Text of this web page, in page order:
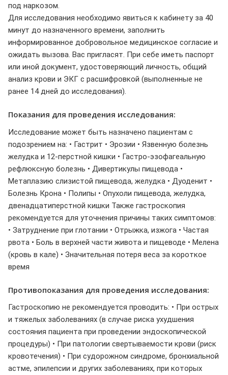
под наркозом.
Для исследования необходимо явиться к кабинету за 40
минут до назначенного времени, заполнить
информированное добровольное медицинское согласие и
ожидать вызова. Вас пригласят. При себе иметь паспорт
или иной документ, удостоверяющий личность, общий
анализ крови и ЭКГ с расшифровкой (выполненные не
ранее 14 дней до исследования).
Показания для проведения исследования:
Исследование может быть назначено пациентам с
подозрением на: • Гастрит • Эрозии • Язвенную болезнь
желудка и 12-перстной кишки • Гастро-эзофагеальную
рефлюксную болезнь • Дивертикулы пищевода •
Метаплазию слизистой пищевода, желудка • Дуоденит •
Болезнь Крона • Полипы • Опухоли пищевода, желудка,
двенадцатиперстной кишки Также гастроскопия
рекомендуется для уточнения причины таких симптомов:
• Затруднение при глотании • Отрыжка, изжога • Частая
рвота • Боль в верхней части живота и пищеводе • Мелена
(кровь в кале) • Значительная потеря веса за короткое
время
Противопоказания для проведения исследования:
Гастроскопию не рекомендуется проводить: • При острых
и тяжелых заболеваниях (в случае риска ухудшения
состояния пациента при проведении эндоскопической
процедуры) • При патологии свертываемости крови (риск
кровотечения) • При судорожном синдроме, бронхиальной
астме, эпилепсии и других заболеваниях, при которых